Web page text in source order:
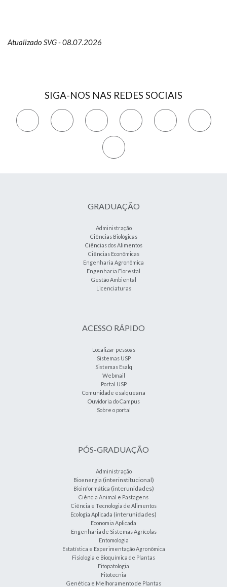
Atualizado SVG - 08.07.2026
SIGA-NOS NAS REDES SOCIAIS
GRADUAÇÃO
Administração
Ciências Biológicas
Ciências dos Alimentos
Ciências Econômicas
Engenharia Agronômica
Engenharia Florestal
Gestão Ambiental
Licenciaturas
ACESSO RÁPIDO
Localizar pessoas
Sistemas USP
Sistemas Esalq
Webmail
Portal USP
Comunidade esalqueana
Ouvidoria do Campus
Sobre o portal
PÓS-GRADUAÇÃO
Administração
Bioenergia (interinstitucional)
Bioinformática (interunidades)
Ciência Animal e Pastagens
Ciência e Tecnologia de Alimentos
Ecologia Aplicada (interunidades)
Economia Aplicada
Engenharia de Sistemas Agrícolas
Entomologia
Estatística e Experimentação Agronômica
Fisiologia e Bioquímica de Plantas
Fitopatologia
Fitotecnia
Genética e Melhoramento de Plantas